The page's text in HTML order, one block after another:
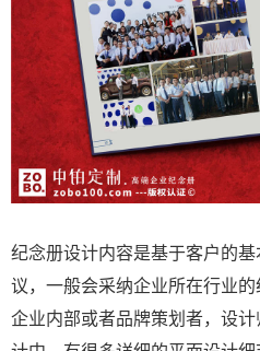
纪念册设计内容是基于客户的
议，一般会采纳企业所在行业
企业内部或者品牌策划者，设